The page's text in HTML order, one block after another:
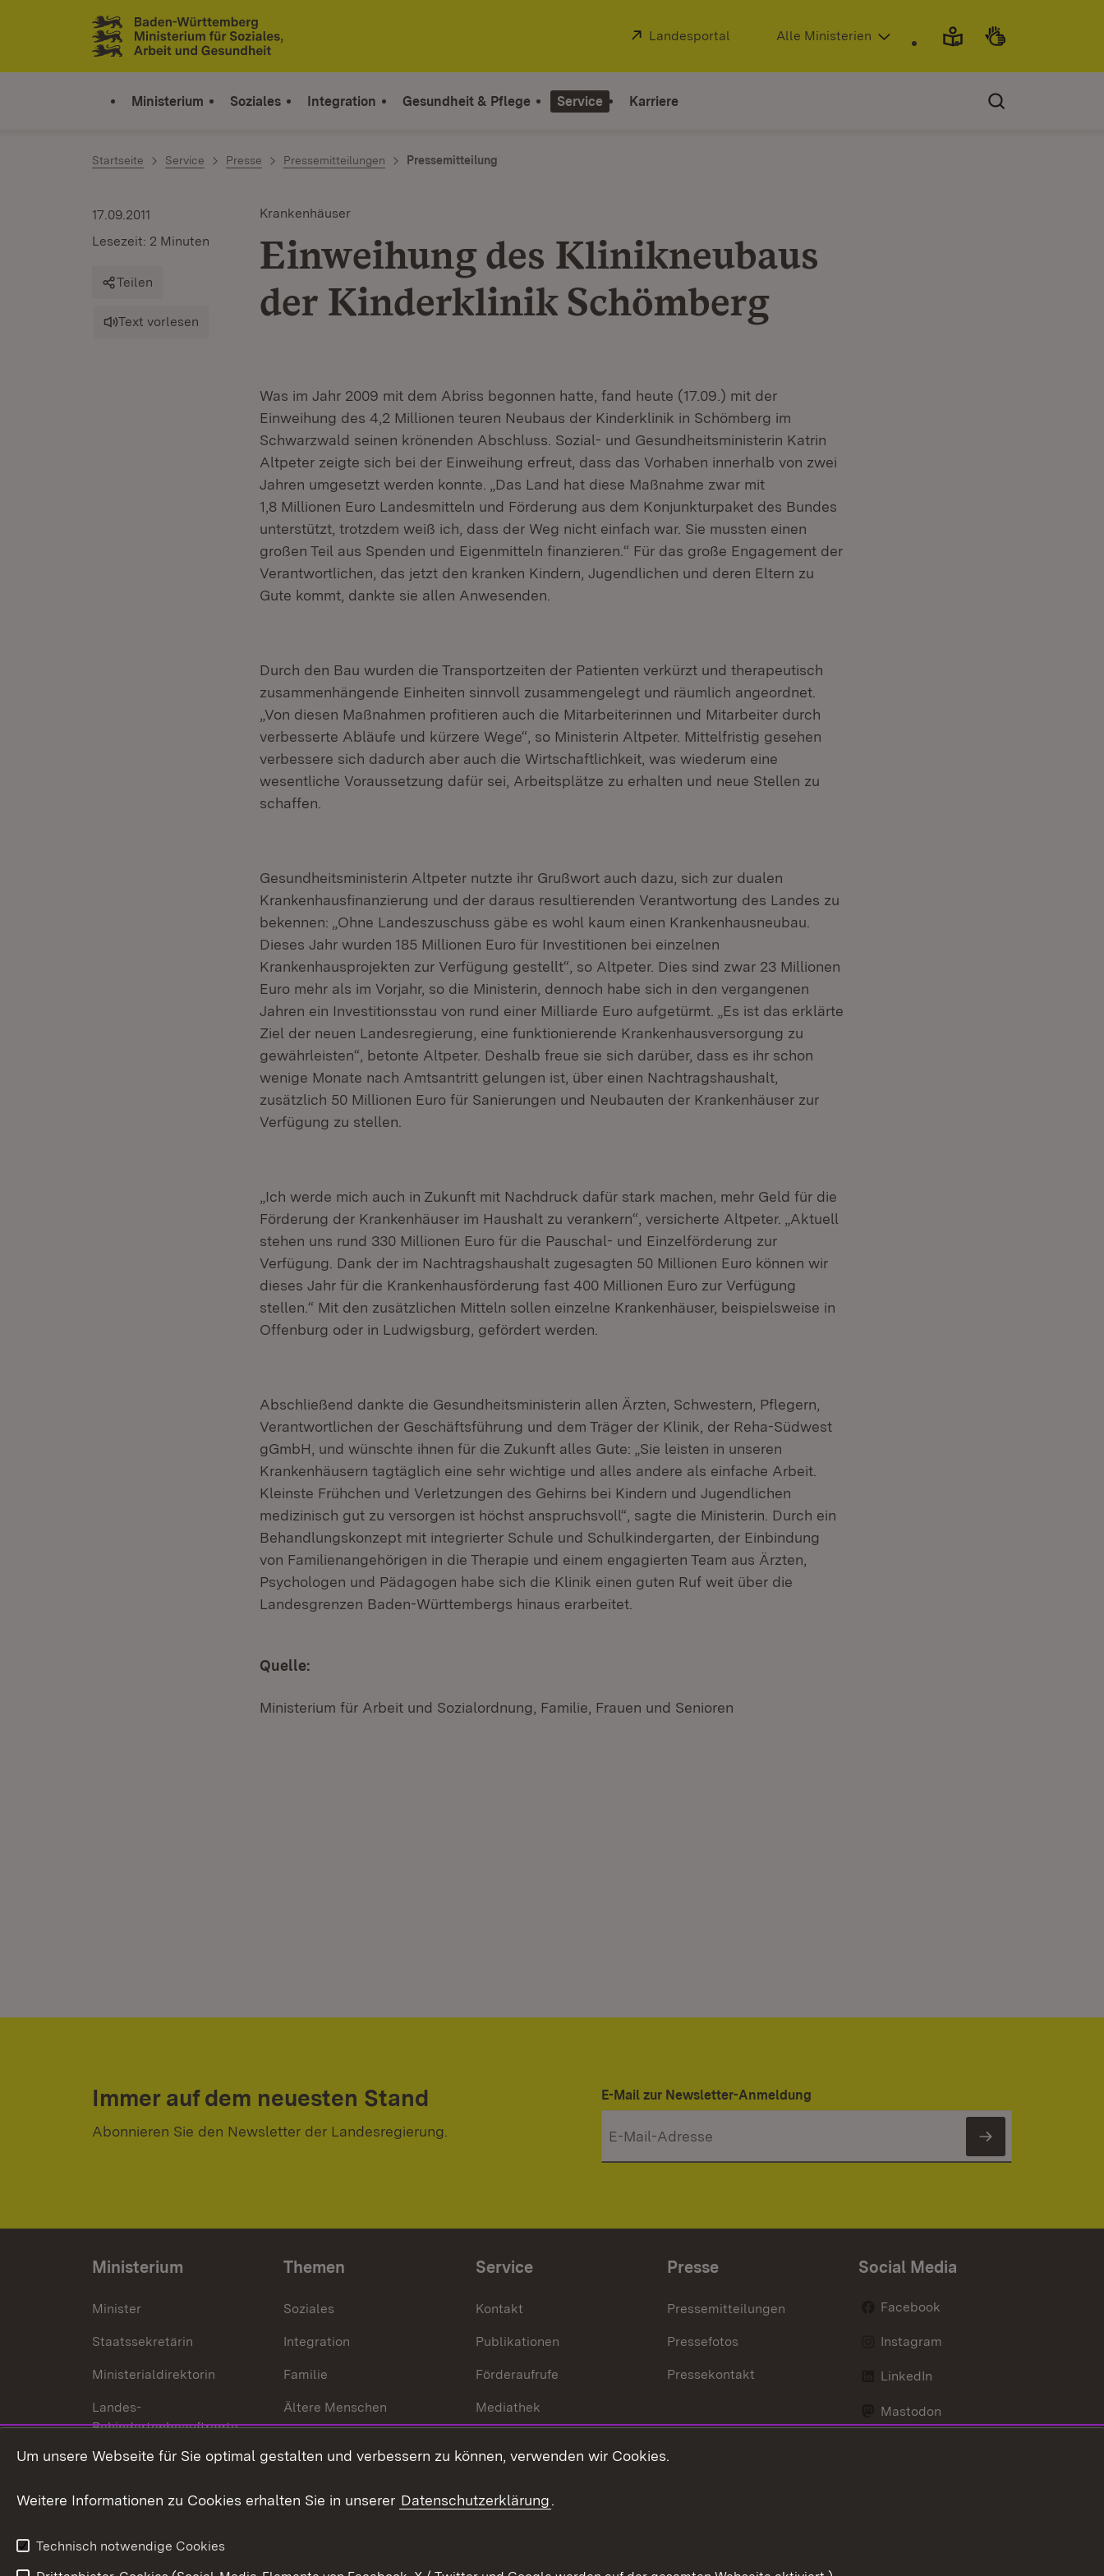
Zum Inhalt springen
Link zur Startseite
Extern:
Landesportal (Öffnet in neuem Fenster)
Alle Ministerien
Ministerium Soziales Integration Gesundheit & Pflege Service Karriere
Startseite Service Presse Pressemitteilungen Pressemitteilung
Krankenhäuser
Einweihung des Klinikneubaus
der Kinderklinik Schömberg
17.09.2011
Lesezeit: 2 Minuten
Teilen
Text vorlesen
Was im Jahr 2009 mit dem Abriss begonnen hatte, fand heute (17.09.) mit der
Einweihung des 4,2 Millionen teuren Neubaus der Kinderklinik in Schömberg im
Schwarzwald seinen krönenden Abschluss. Sozial- und Gesundheitsministerin Katrin
Altpeter zeigte sich bei der Einweihung erfreut, dass das Vorhaben innerhalb von zwei
Jahren umgesetzt werden konnte. „Das Land hat diese Maßnahme zwar mit
1,8 Millionen Euro Landesmitteln und Förderung aus dem Konjunkturpaket des Bundes
unterstützt, trotzdem weiß ich, dass der Weg nicht einfach war. Sie mussten einen
großen Teil aus Spenden und Eigenmitteln finanzieren.“ Für das große Engagement der
Verantwortlichen, das jetzt den kranken Kindern, Jugendlichen und deren Eltern zu
Gute kommt, dankte sie allen Anwesenden.
Durch den Bau wurden die Transportzeiten der Patienten verkürzt und therapeutisch
zusammenhängende Einheiten sinnvoll zusammengelegt und räumlich angeordnet.
„Von diesen Maßnahmen profitieren auch die Mitarbeiterinnen und Mitarbeiter durch
verbesserte Abläufe und kürzere Wege“, so Ministerin Altpeter. Mittelfristig gesehen
verbessere sich dadurch aber auch die Wirtschaftlichkeit, was wiederum eine
wesentliche Voraussetzung dafür sei, Arbeitsplätze zu erhalten und neue Stellen zu
schaffen.
Gesundheitsministerin Altpeter nutzte ihr Grußwort auch dazu, sich zur dualen
Krankenhausfinanzierung und der daraus resultierenden Verantwortung des Landes zu
bekennen: „Ohne Landeszuschuss gäbe es wohl kaum einen Krankenhausneubau.
Dieses Jahr wurden 185 Millionen Euro für Investitionen bei einzelnen
Krankenhausprojekten zur Verfügung gestellt“, so Altpeter. Dies sind zwar 23 Millionen
Euro mehr als im Vorjahr, so die Ministerin, dennoch habe sich in den vergangenen
Jahren ein Investitionsstau von rund einer Milliarde Euro aufgetürmt. „Es ist das erklärte
Ziel der neuen Landesregierung, eine funktionierende Krankenhausversorgung zu
gewährleisten“, betonte Altpeter. Deshalb freue sie sich darüber, dass es ihr schon
wenige Monate nach Amtsantritt gelungen ist, über einen Nachtragshaushalt,
zusätzlich 50 Millionen Euro für Sanierungen und Neubauten der Krankenhäuser zur
Verfügung zu stellen.
„Ich werde mich auch in Zukunft mit Nachdruck dafür stark machen, mehr Geld für die
Förderung der Krankenhäuser im Haushalt zu verankern“, versicherte Altpeter. „Aktuell
stehen uns rund 330 Millionen Euro für die Pauschal- und Einzelförderung zur
Verfügung. Dank der im Nachtragshaushalt zugesagten 50 Millionen Euro können wir
dieses Jahr für die Krankenhausförderung fast 400 Millionen Euro zur Verfügung
stellen.“ Mit den zusätzlichen Mitteln sollen einzelne Krankenhäuser, beispielsweise in
Offenburg oder in Ludwigsburg, gefördert werden.
Abschließend dankte die Gesundheitsministerin allen Ärzten, Schwestern, Pflegern,
Verantwortlichen der Geschäftsführung und dem Träger der Klinik, der Reha-Südwest
gGmbH, und wünschte ihnen für die Zukunft alles Gute: „Sie leisten in unseren
Krankenhäusern tagtäglich eine sehr wichtige und alles andere als einfache Arbeit.
Kleinste Frühchen und Verletzungen des Gehirns bei Kindern und Jugendlichen
medizinisch gut zu versorgen ist höchst anspruchsvoll“, sagte die Ministerin. Durch ein
Behandlungskonzept mit integrierter Schule und Schulkindergarten, der Einbindung
von Familienangehörigen in die Therapie und einem engagierten Team aus Ärzten,
Psychologen und Pädagogen habe sich die Klinik einen guten Ruf weit über die
Landesgrenzen Baden-Württembergs hinaus erarbeitet.
Quelle:
Ministerium für Arbeit und Sozialordnung, Familie, Frauen und Senioren
Immer auf dem neuesten Stand
Abonnieren Sie den Newsletter der Landesregierung.
E-Mail zur Newsletter-Anmeldung
Newsletter
Ministerium
Minister
Staatssekretärin
Ministerialdirektorin
Landes-
Behindertenbeauftragte
Bürgerreferent
Karriere
Themen
Soziales
Integration
Familie
Ältere Menschen
Behinderungen
Bürgerengagement
Service
Kontakt
Publikationen
Förderaufrufe
Mediathek
Presse
Pressemitteilungen
Pressefotos
Pressekontakt
Social Media
Facebook
Instagram
LinkedIn
Mastodon
Um unsere Webseite für Sie optimal gestalten und verbessern zu können, verwenden wir Cookies.
Weitere Informationen zu Cookies erhalten Sie in unserer Datenschutzerklärung.
Technisch notwendige Cookies